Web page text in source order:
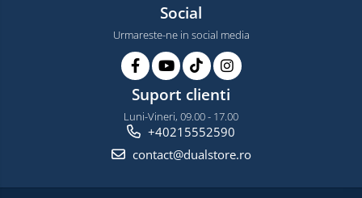
Social
Urmareste-ne in social media
Suport clienti
Luni-Vineri, 09.00 - 17.00
+40215552590
contact@dualstore.ro